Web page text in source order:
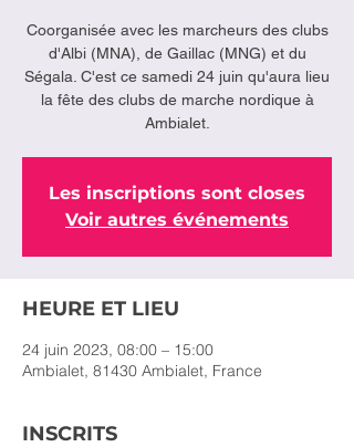
Coorganisée avec les marcheurs des clubs
d'Albi (MNA), de Gaillac (MNG) et du
Ségala. C'est ce samedi 24 juin qu'aura lieu
la fête des clubs de marche nordique à
Les inscriptions sont closes
Voir autres événements
HEURE ET LIEU
24 juin 2023, 08:00 – 15:00
Ambialet, 81430 Ambialet, France
INSCRITS